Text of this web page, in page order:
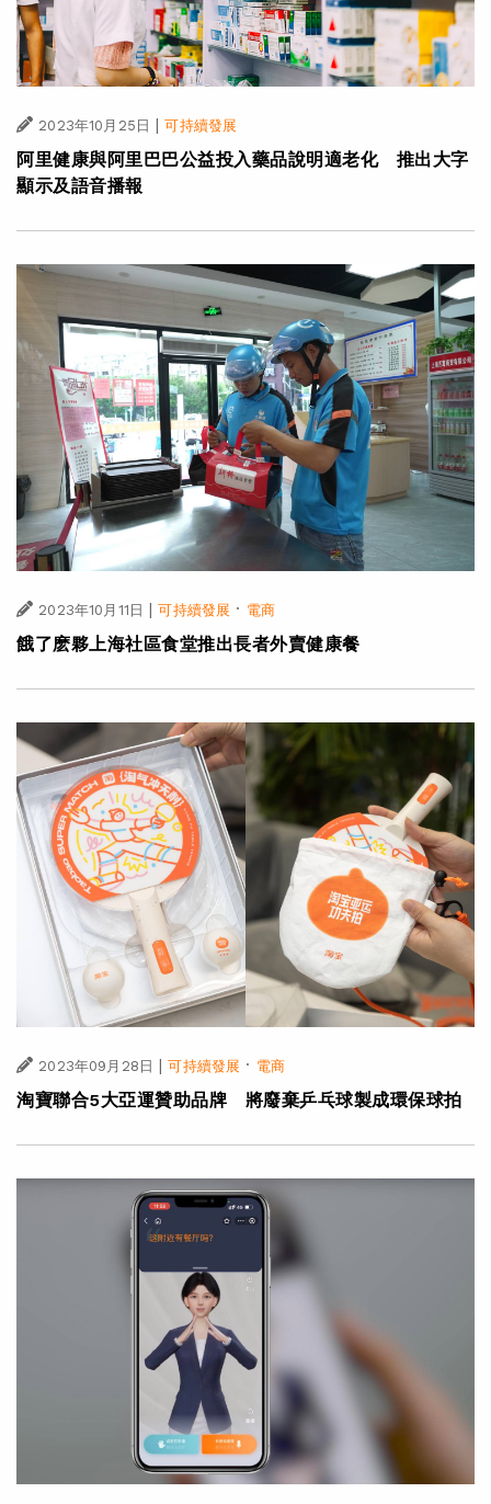
2023年10月25日 可持續發展
阿里健康與阿里巴巴公益投入藥品說明適老化 推出大字
顯示及語音播報
2023年10月11日 | 可持續發展 · 電商
餓了麽夥上海社區食堂推出長者外賣健康餐
2023年09月28日 可持續發展 · 電商
淘寶聯合5大亞運贊助品牌 將廢棄乒乓球製成環保球拍